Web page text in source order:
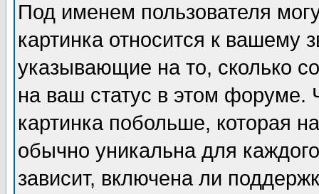
Под именем пользователя
картинка относится к вашему
указывающие на то, сколько
на ваш статус в этом форуме.
картинка побольше, которая
обычно уникальна для
зависит, включена ли